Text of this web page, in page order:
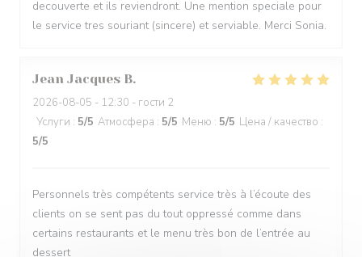
decouverte et ils reviendront. Une mention speciale pour
le service tres souriant (sincere) et serviable. Merci Sonia.
Jean Jacques B
2026-08-05 - 12:30 - гости 2
Услуги : 5/5 Атмосфера : 5/5 Меню : 5/5 Цена / качество :
5/5
Personnels très compétents service très à l’écoute des
clients on se sent pas du tout oppressé comme dans
certains restaurants et le menu très bon de l’entrée au
dessert